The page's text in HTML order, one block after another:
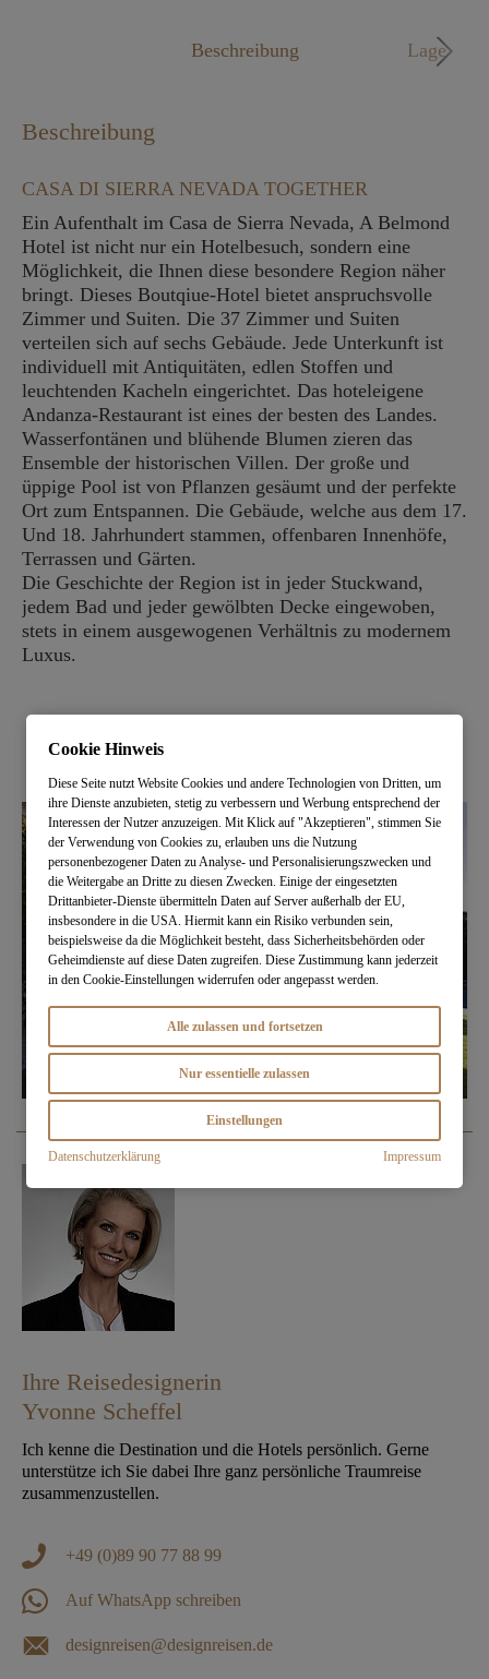
Beschreibung Lage
Beschreibung
CASA DI SIERRA NEVADA TOGETHER
Ein Aufenthalt im Casa de Sierra Nevada, A Belmond
Hotel ist nicht nur ein Hotelbesuch, sondern eine
Möglichkeit, die Ihnen diese besondere Region näher
bringt. Dieses Boutqiue-Hotel bietet anspruchsvolle
Zimmer und Suiten. Die 37 Zimmer und Suiten
verteilen sich auf sechs Gebäude. Jede Unterkunft ist
individuell mit Antiquitäten, edlen Stoffen und
leuchtenden Kacheln eingerichtet. Das hoteleigene
Andanza-Restaurant ist eines der besten des Landes.
Wasserfontänen und blühende Blumen zieren das
Ensemble der historischen Villen. Der große und
üppige Pool ist von Pflanzen gesäumt und der perfekte
Ort zum Entspannen. Die Gebäude, welche aus dem 17.
Und 18. Jahrhundert stammen, offenbaren Innenhöfe,
Terrassen und Gärten.
Die Geschichte der Region ist in jeder Stuckwand,
jedem Bad und jeder gewölbten Decke eingewoben,
stets in einem ausgewogenen Verhältnis zu modernem
Luxus.
Ihre Reisedesignerin
Yvonne Scheffel
Ich kenne die Destination und die Hotels persönlich. Gerne
unterstütze ich Sie dabei Ihre ganz persönliche Traumreise
zusammenzustellen.
+49 (0)89 90 77 88 99
Auf WhatsApp schreiben
designreisen@designreisen.de
Cookie Hinweis
Diese Seite nutzt Website Cookies und andere Technologien von Dritten, um
ihre Dienste anzubieten, stetig zu verbessern und Werbung entsprechend der
Interessen der Nutzer anzuzeigen. Mit Klick auf "Akzeptieren", stimmen Sie
der Verwendung von Cookies zu, erlauben uns die Nutzung
personenbezogener Daten zu Analyse- und Personalisierungszwecken und
die Weitergabe an Dritte zu diesen Zwecken. Einige der eingesetzten
Drittanbieter-Dienste übermitteln Daten auf Server außerhalb der EU,
insbesondere in die USA. Hiermit kann ein Risiko verbunden sein,
beispielsweise da die Möglichkeit besteht, dass Sicherheitsbehörden oder
Geheimdienste auf diese Daten zugreifen. Diese Zustimmung kann jederzeit
in den Cookie-Einstellungen widerrufen oder angepasst werden.
Alle zulassen und fortsetzen
Nur essentielle zulassen
Einstellungen
Datenschutzerklärung Impressum